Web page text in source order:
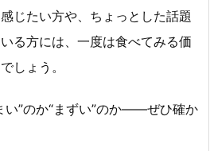
じたい方や、ちょっとした話題
る方には、一度は食べてみる価
しょう。
い”のか“まずい”のか――ぜひ確か